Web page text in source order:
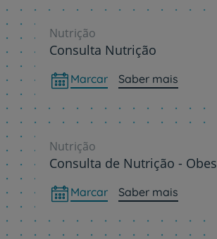
Nutrição
Consulta Nutrição
Marcar Saber mais
Nutrição
Consulta de Nutrição -
Marcar Saber mais